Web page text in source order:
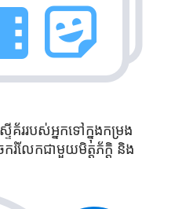
គ័ររបស់អ្នកទៅក្នុងកម្រង
រំលែកជាមួយមិត្តភ័ក្ដិ និង